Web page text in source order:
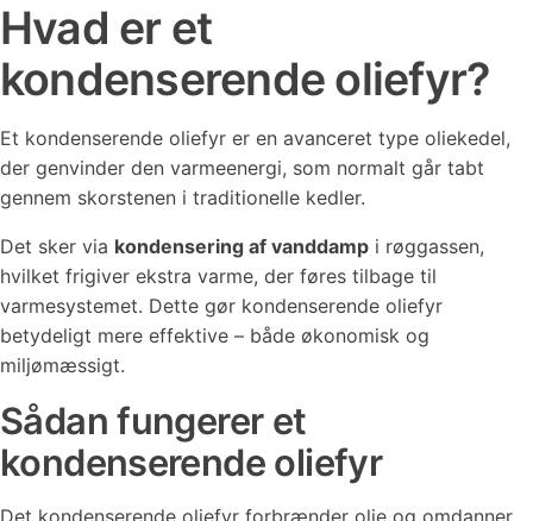
Hvad er et
kondenserende oliefyr?
Et kondenserende oliefyr er en avanceret type oliekedel,
der genvinder den varmeenergi, som normalt går tabt
gennem skorstenen i traditionelle kedler.
Det sker via kondensering af vanddamp i røggassen,
hvilket frigiver ekstra varme, der føres tilbage til
varmesystemet. Dette gør kondenserende oliefyr
betydeligt mere effektive – både økonomisk og
miljømæssigt.
Sådan fungerer et
kondenserende oliefyr
Det kondenserende oliefyr forbrænder olie og omdanner